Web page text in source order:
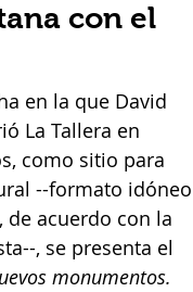
con el
en la que David
La Tallera en
como sitio para
--formato idóneo
acuerdo con la
, se presenta el
monumentos.